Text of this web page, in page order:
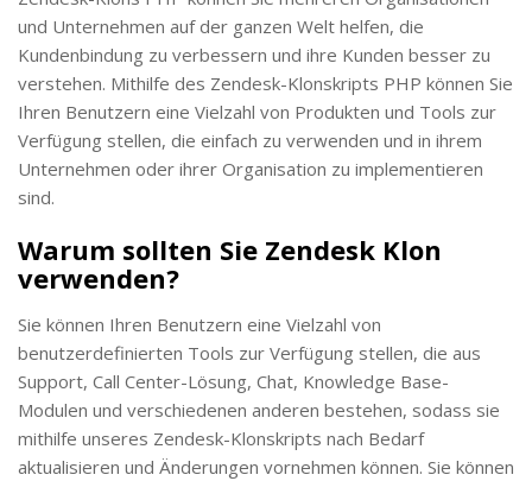
und Unternehmen auf der ganzen Welt helfen, die
Kundenbindung zu verbessern und ihre Kunden besser zu
verstehen. Mithilfe des Zendesk-Klonskripts PHP können Sie
Ihren Benutzern eine Vielzahl von Produkten und Tools zur
Verfügung stellen, die einfach zu verwenden und in ihrem
Unternehmen oder ihrer Organisation zu implementieren
sind.
Warum sollten Sie Zendesk Klon
verwenden?
Sie können Ihren Benutzern eine Vielzahl von
benutzerdefinierten Tools zur Verfügung stellen, die aus
Support, Call Center-Lösung, Chat, Knowledge Base-
Modulen und verschiedenen anderen bestehen, sodass sie
mithilfe unseres Zendesk-Klonskripts nach Bedarf
aktualisieren und Änderungen vornehmen können. Sie können